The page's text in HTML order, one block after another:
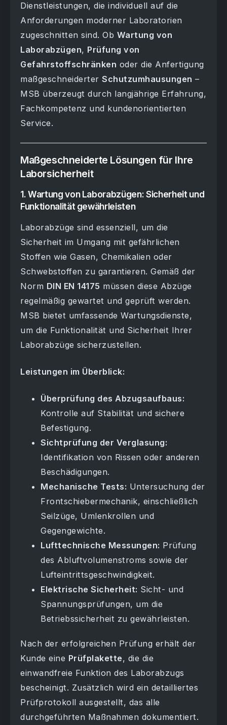
Dienstleistungen, die individuell auf die
Anforderungen moderner Laboratorien
zugeschnitten sind. Ob Wartung von
Laborabzügen, Prüfung von
Gefahrstoffschränken oder die Anfertigung
maßgeschneiderter Schutzumhausungen –
MSB überzeugt durch langjährige Erfahrung,
Fachkompetenz und kundenorientierten
Service.
Maßgeschneiderte Lösungen für Ihre
Laborsicherheit
1. Wartung von Laborabzügen: Sicherheit und
Funktionalität gewährleisten
Laborabzüge sind essenziell, um die
Sicherheit im Umgang mit gefährlichen
Stoffen wie Gasen, Chemikalien oder
Schwebstoffen zu garantieren. Gemäß der
Norm DIN EN 14175 müssen diese Abzüge
regelmäßig gewartet und geprüft werden.
MSB bietet umfassende Wartungsdienste,
um die Funktionalität und Sicherheit Ihrer
Laborabzüge sicherzustellen.
Leistungen im Überblick:
Überprüfung des Abzugsaufbaus:
Kontrolle auf Stabilität und sichere
Befestigung.
Sichtprüfung der Verglasung:
Identifikation von Rissen oder anderen
Beschädigungen.
Mechanische Tests: Untersuchung der
Frontschiebermechanik, einschließlich
Seilzüge, Umlenkrollen und
Gegengewichte.
Lufttechnische Messungen: Prüfung
des Abluftvolumenstroms sowie der
Lufteintrittsgeschwindigkeit.
Elektrische Sicherheit: Sicht- und
Spannungsprüfungen, um die
Betriebssicherheit zu gewährleisten.
Nach der erfolgreichen Prüfung erhält der
Kunde eine Prüfplakette, die die
einwandfreie Funktion des Laborabzugs
bescheinigt. Zusätzlich wird ein detailliertes
Prüfprotokoll ausgestellt, das alle
durchgeführten Maßnahmen dokumentiert.